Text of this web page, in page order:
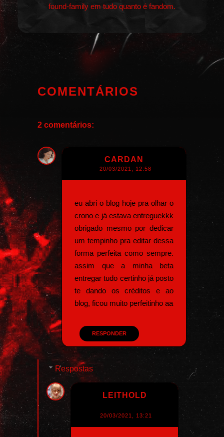
found-family em tudo quanto é fandom.
COMENTÁRIOS
2 comentários:
CARDAN
20/03/2021, 12:58
eu abri o blog hoje pra olhar o
crono e já estava entreguekkk
obrigado mesmo por dedicar
um tempinho pra editar dessa
forma perfeita como sempre.
assim que a minha beta
entregar tudo certinho já posto
te dando os créditos e ao
blog, ficou muito perfeitinho aa
RESPONDER
Respostas
LEITHOLD
20/03/2021, 13:21